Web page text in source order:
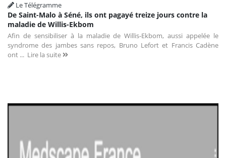
Le Télégramme
De Saint-Malo à Séné, ils ont pagayé treize jours contre la
maladie de Willis-Ekbom
Afin de sensibiliser à la maladie de Willis-Ekbom, aussi appelée le
syndrome des jambes sans repos, Bruno Lefort et Francis Cadène
ont ... Lire la suite